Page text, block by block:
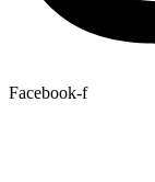
Facebook-f